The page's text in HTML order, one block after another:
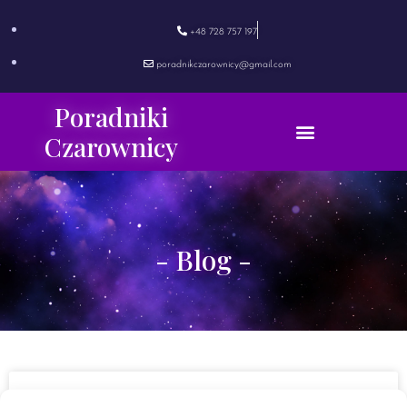
+48 728 757 197
poradnikczarownicy@gmail.com
Poradniki
Czarownicy
- Blog -